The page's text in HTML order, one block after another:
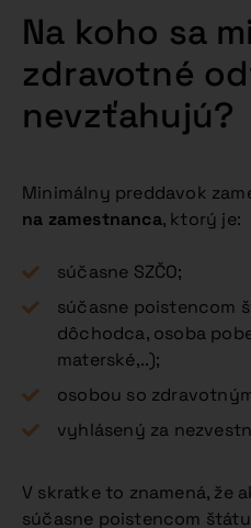
Na koho sa
zdravotné
nevzťahujú?
Minimálny preddavok
na zamestnanca, ktorý je:
súčasne SZČO;
súčasne poistencom
dôchodca, osoba
materské,..);
osobou so
vyhlásený za
V skratke to znamená, že
súčasne poistencom